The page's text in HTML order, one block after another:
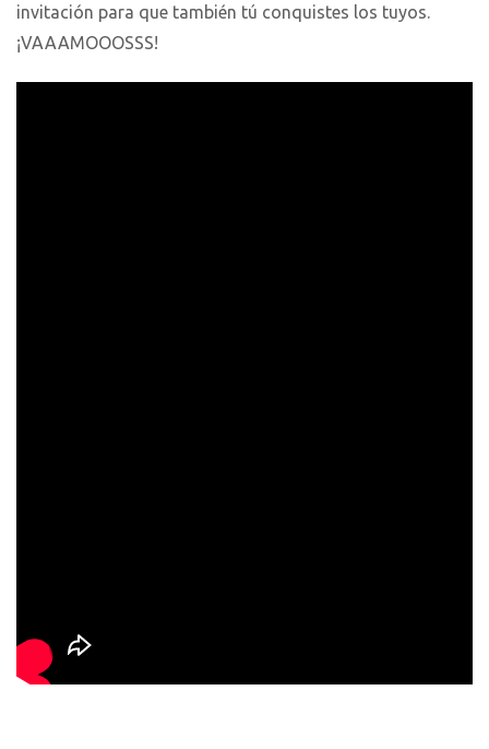
invitación para que también tú conquistes los tuyos.
¡VAAAMOOOSSS!